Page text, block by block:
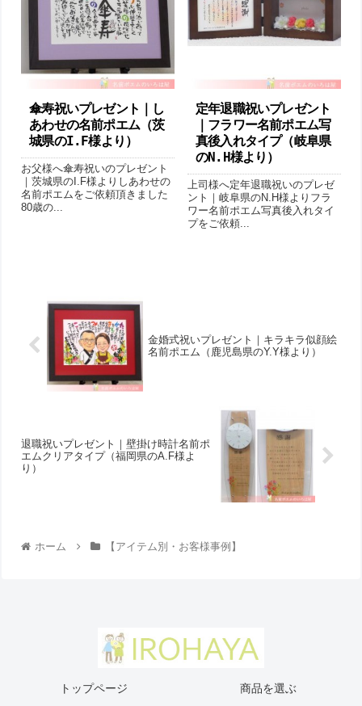
傘寿祝いプレゼント｜し
あわせの名前ポエム（茨
城県のI.F様より ）
お父様へ傘寿祝いのプレゼント
｜茨城県のI.F様よりしあわせの
名前ポエムをご依頼頂きました
80歳の...
定年退職祝いプレゼント
｜フラワー名前ポエム写
真後入れタイプ（岐阜県
のN.H様より ）
上司様へ定年退職祝いのプレゼ
ント｜岐阜県のN.H様よりフラ
ワー名前ポエム写真後入れタイ
プをご依頼...
金婚式祝いプレゼント｜キラキラ似顔絵
名前ポエム（鹿児島県のY.Y様より ）
退職祝いプレゼント｜壁掛け時計名前ポ
エムクリアタイプ（福岡県のA.F様よ
り ）
ホーム 【アイテム別・お客様事例】
トップページ
商品を選ぶ